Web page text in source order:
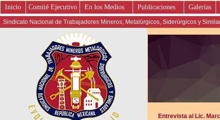
Inicio Comité Ejecutivo En los Medios Publicaciones Galerías
Sindicato Nacional de Trabajadores Mineros, Metalúrgicos, Siderúrgicos y
Entrevista al Lic.